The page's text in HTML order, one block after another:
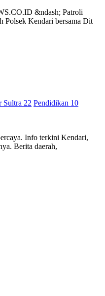
&ndash; Patroli
Polsek Kendari bersama Dit
Sultra 22 Pendidikan 10
Info terkini Kendari,
Berita daerah,